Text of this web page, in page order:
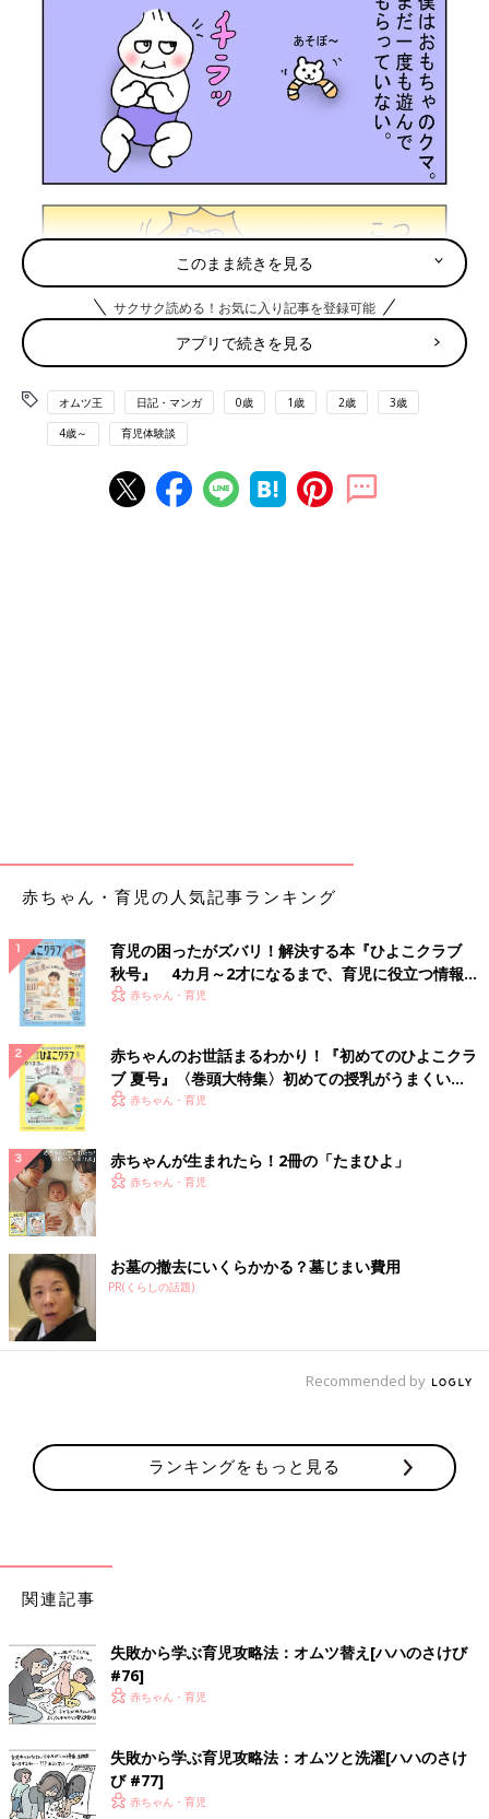
妊娠中に購入したクマのおもちゃ！
ミングで買って遊ばせているようでした。
そのため自分で買ったおもちゃは出番がないので、存在を忘れな
いためにリビングに飾っていました。
ですがやはり与えてみたい！と思い遊ばせてみたら
４秒でシャブリーランド行きでした。
無念！！
シャブリーランドについてもっと知りたい方はコチラ↓
[オムツ王]
ツイッターはこちら：@Omutsu_oh
前の話
［父親目線！育児漫
クイズ
ローン
このまま続きを見る
サクサク読める！お気に入り記事を登録可能
アプリで続きを見る
オムツ王 日記・マンガ 0歳 1歳 2歳 3歳
4歳～ 育児体験談
赤ちゃん・育児の人気記事ランキング
育児の困ったがズバリ！解決する本『ひよこクラブ
秋号』 4カ月～2才になるまで、育児に役立つ情報が
いっぱい！
赤ちゃん・育児
赤ちゃんのお世話まるわかり！『初めてのひよこクラ
ブ 夏号』〈巻頭大特集〉初めての授乳がうまくい
く！ おっぱい・ミルクの基本と夏のトラブル 解決テ
赤ちゃん・育児
赤ちゃんが生まれたら！2冊の「たまひよ」
赤ちゃん・育児
お墓の撤去にいくらかかる？墓じまい費用
PR(くらしの話題)
Recommended by
ランキングをもっと見る
関連記事
失敗から学ぶ育児攻略法：オムツ替え[ハハのさけび
#76]
赤ちゃん・育児
失敗から学ぶ育児攻略法：オムツと洗濯[ハハのさけ
び #77]
赤ちゃん・育児